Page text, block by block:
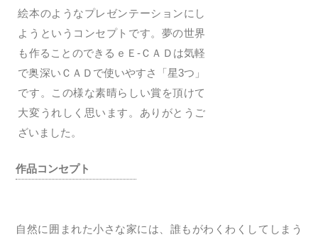
絵本のようなプレゼンテーションにし
ようというコンセプトです。夢の世界
も作ることのできるｅＥ-ＣＡＤは気軽
で奥深いＣＡＤで使いやすさ「星3つ」
です。この様な素晴らしい賞を頂けて
大変うれしく思います。ありがとうご
ざいました。
作品コンセプト
自然に囲まれた小さな家には、誰もがわくわくしてしまう